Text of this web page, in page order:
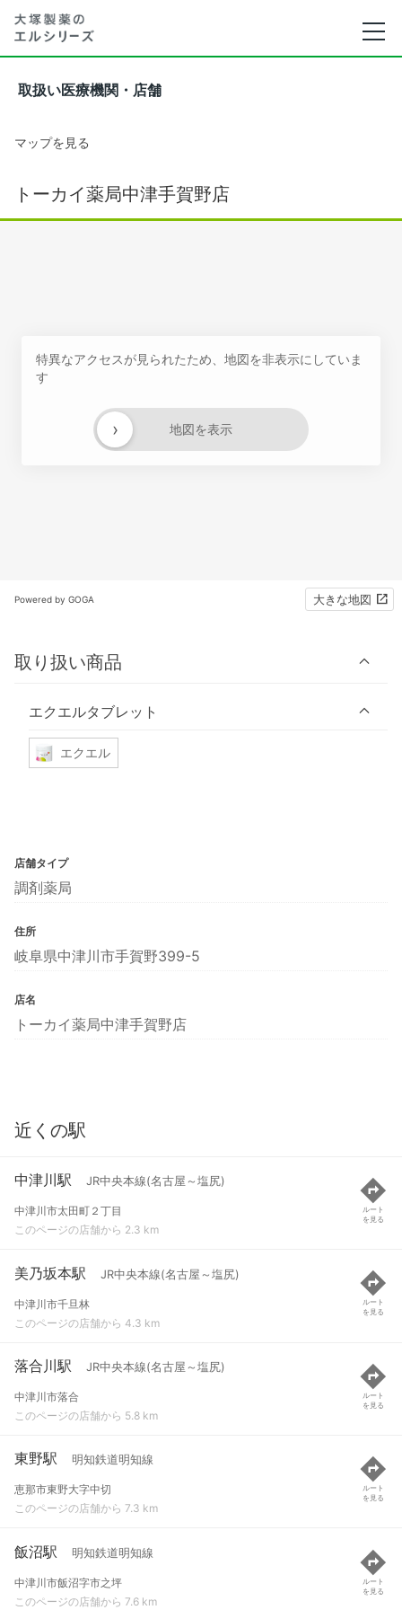
取扱い医療機関・店舗
マップを見る
トーカイ薬局中津手賀野店
特異なアクセスが見られたため、地図を非表示にしていま
す
地図を表示
›
Powered by GOGA 大きな地図
取り扱い商品
エクエルタブレット
エクエル
店舗タイプ
調剤薬局
住所
岐阜県中津川市手賀野399-5
店名
トーカイ薬局中津手賀野店
近くの駅
中津川駅 JR中央本線(名古屋～塩尻)
中津川市太田町２丁目
このページの店舗から 2.3 km
ルート
を見る
美乃坂本駅 JR中央本線(名古屋～塩尻)
中津川市千旦林
このページの店舗から 4.3 km
ルート
を見る
落合川駅 JR中央本線(名古屋～塩尻)
中津川市落合
このページの店舗から 5.8 km
ルート
を見る
東野駅 明知鉄道明知線
恵那市東野大字中切
このページの店舗から 7.3 km
ルート
を見る
飯沼駅 明知鉄道明知線
中津川市飯沼字市之坪
このページの店舗から 7.6 km
ルート
を見る